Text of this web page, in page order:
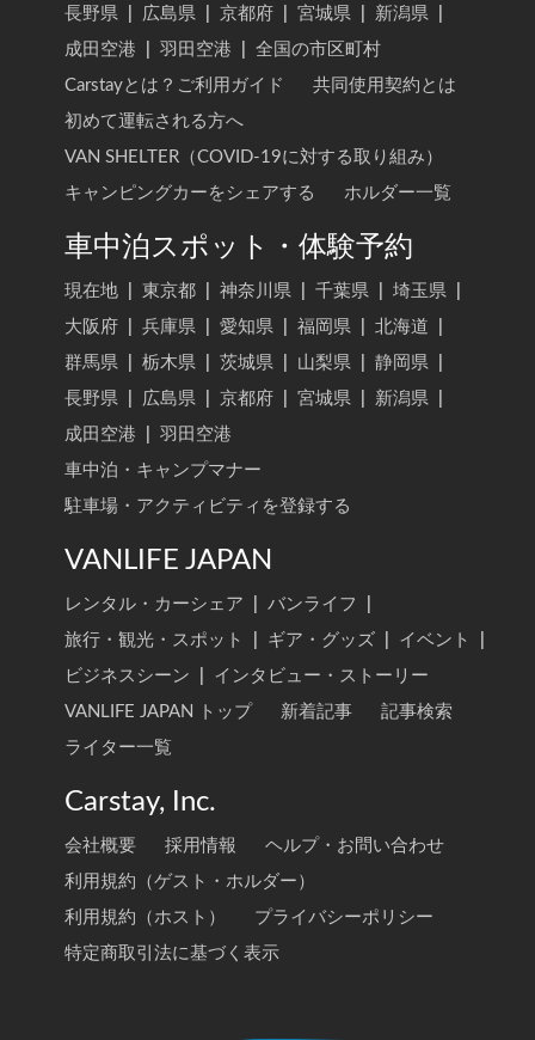
長野県
広島県 京都府 宮城県 新潟県
成田空港
羽田空港
全国の市区町村
Carstayとは？ご利用ガイド
共同使用契約とは
初めて運転される方へ
VAN SHELTER（COVID-19に対する取り組み）
キャンピングカーをシェアする
ホルダー一覧
車中泊スポット・体験予約
現在地 東京都 神奈川県 千葉県 埼玉県
大阪府
兵庫県 愛知県 福岡県 北海道
群馬県
栃木県 茨城県 山梨県 静岡県
長野県
広島県 京都府 宮城県 新潟県
成田空港
羽田空港
車中泊・キャンプマナー
駐車場・アクティビティを登録する
VANLIFE JAPAN
レンタル・カーシェア バンライフ
旅行・観光・スポット
ギア・グッズ イベント
ビジネスシーン
インタビュー・ストーリー
VANLIFE JAPAN トップ
新着記事
記事検索
ライター一覧
Carstay, Inc.
会社概要 採用情報
ヘルプ・お問い合わせ
利用規約（ゲスト・ホルダー）
利用規約（ホスト）
プライバシーポリシー
特定商取引法に基づく表示